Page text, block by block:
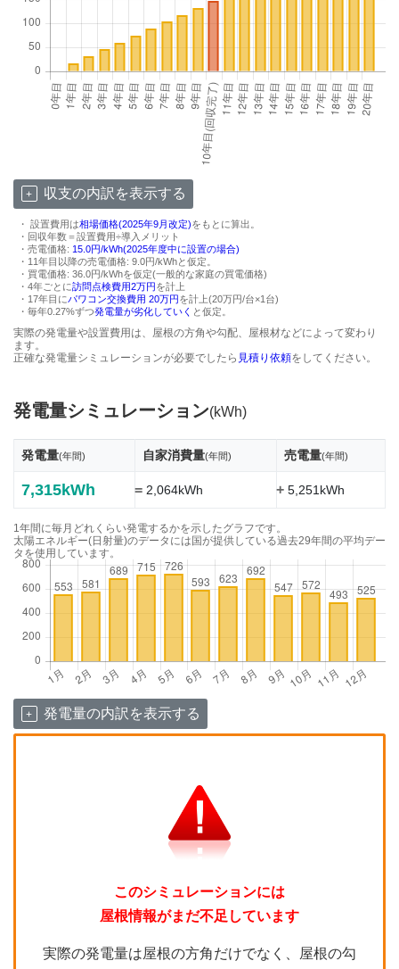
収支の内訳を表示する
・ 設置費用は相場価格(2025年9月改定)をもとに算出。
・回収年数＝設置費用÷導入メリット
・売電価格: 15.0円/kWh(2025年度中に設置の場合)
・11年目以降の売電価格: 9.0円/kWhと仮定。
・買電価格: 36.0円/kWhを仮定(一般的な家庭の買電価格)
・4年ごとに訪問点検費用2万円を計上
・17年目にパワコン交換費用 20万円を計上(20万円/台×1台)
・毎年0.27%ずつ発電量が劣化していく と仮定。
実際の発電量や設置費用は、屋根の方角や勾配、屋根材などによって変わり
ます。
正確な発電量シミュレーションが必要でしたら 見積り依頼をしてください。
発電量シミュレーション(kWh)
発電量(年間) 自家消費量(年間) 売電量(年間)
7,315kWh =2,064kWh +5,251kWh
1年間に毎月どれくらい発電するかを示したグラフです。
太陽エネルギー(日射量)のデータには国が提供している過去29年間の平均デー
タを使用しています。
発電量の内訳を表示する
このシミュレーションには
屋根情報がまだ不足しています
実際の発電量は屋根の方角だけでなく、屋根の勾